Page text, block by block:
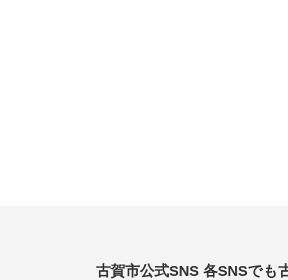
古賀市公式SNS 各SNSでも